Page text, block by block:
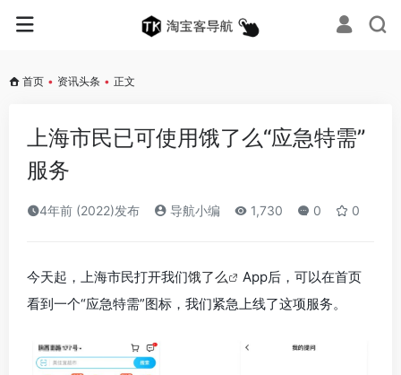
首页 • 资讯头条 • 正文
上海市民已可使用饿了么“应急特需”
服务
4年前 (2022)发布 导航小编 1,730 0 0
今天起，上海市民打开我们饿了么
App后，可以在首页
看到一个“应急特需”图标，我们紧急上线了这项服务。